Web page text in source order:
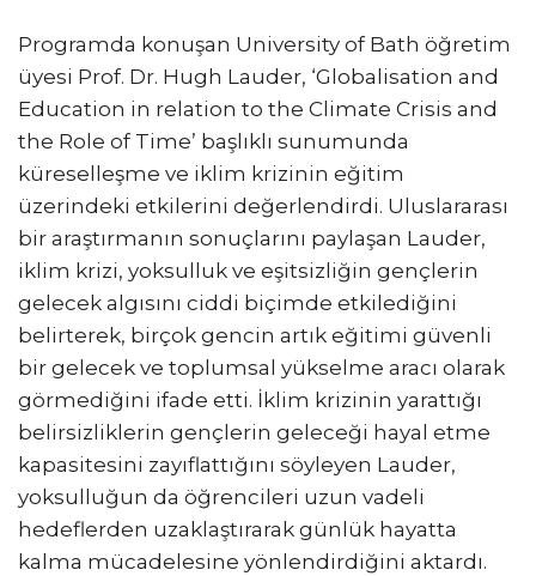
Programda konuşan University of Bath öğretim
üyesi Prof. Dr. Hugh Lauder, ‘Globalisation and
Education in relation to the Climate Crisis and
the Role of Time’ başlıklı sunumunda
küreselleşme ve iklim krizinin eğitim
üzerindeki etkilerini değerlendirdi. Uluslararası
bir araştırmanın sonuçlarını paylaşan Lauder,
iklim krizi, yoksulluk ve eşitsizliğin gençlerin
gelecek algısını ciddi biçimde etkilediğini
belirterek, birçok gencin artık eğitimi güvenli
bir gelecek ve toplumsal yükselme aracı olarak
görmediğini ifade etti. İklim krizinin yarattığı
belirsizliklerin gençlerin geleceği hayal etme
kapasitesini zayıflattığını söyleyen Lauder,
yoksulluğun da öğrencileri uzun vadeli
hedeflerden uzaklaştırarak günlük hayatta
kalma mücadelesine yönlendirdiğini aktardı.